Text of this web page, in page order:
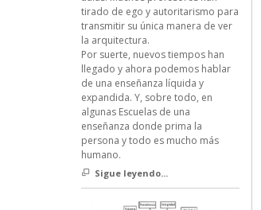
tirado de ego y autoritarismo para
transmitir su única manera de ver
la arquitectura.
Por suerte, nuevos tiempos han
llegado y ahora podemos hablar
de una enseñanza líquida y
expandida. Y, sobre todo, en
algunas Escuelas de una
enseñanza donde prima la
persona y todo es mucho más
humano.
Sigue leyendo...